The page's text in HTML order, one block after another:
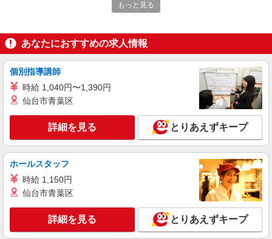
麻布茶房 高輪ウィング店 （東京都港区高輪
キープ
アルバイト パート
コンパスグループ・ジャパン株式会社 21650_p
時給1,400円以上 試用期間中 時給1,400円以上
(試用期間2ヶ月) 残業が発生した場合、残業代を1
分単位で別途支給します。
楽天品川タワー （東京都港区港南2丁目16-
5 NBF品川タワー16階）
キープ 詳細を見る
正社員
コンパスグループ・ジャパン株式会社 20540_f
社員食堂の調理師【正社員】
もっと見る
あなたにおすすめの求人情報
個別指導講師
時給 1,040円〜1,390円
仙台市青葉区
詳細を見る とりあえずキープ
ホールスタッフ
時給 1,150円
仙台市青葉区
詳細を見る とりあえずキープ